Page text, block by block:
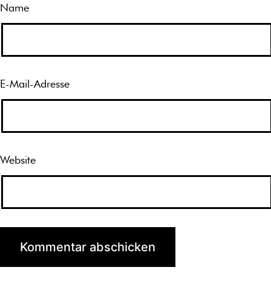
Name
E-Mail-Adresse
Website